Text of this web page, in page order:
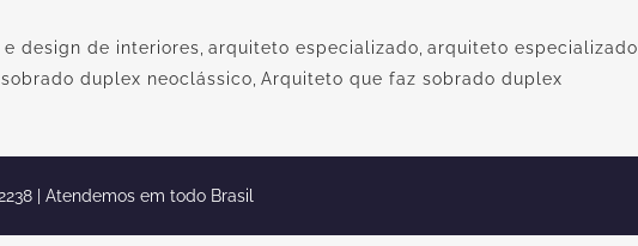
design de interiores arquiteto especializado arquiteto especializado
duplex neoclássico Arquiteto que faz sobrado duplex
| Atendemos em todo Brasil